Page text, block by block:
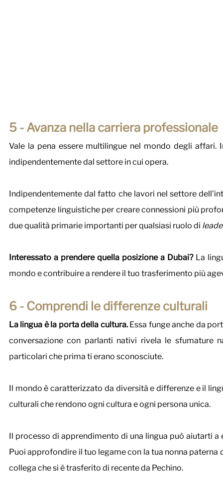
5 - Avanza nella carriera professionale
Vale la pena essere multilingue nel mondo degli
indipendentemente dal settore in cui opera.
Indipendentemente dal fatto che lavori nel settore
competenze linguistiche per creare connessioni più
due qualità primarie importanti per qualsiasi ruolo di
Interessato a prendere quella posizione a Dubai? La
mondo e contribuire a rendere il tuo trasferimento più
6 - Comprendi le differenze culturali
La lingua è la porta della cultura. Essa funge anche da
conversazione con parlanti nativi rivela le sfumature
particolari che prima ti erano sconosciute.
Il mondo è caratterizzato da diversità e differenze e il
culturali che rendono ogni cultura e ogni persona unica.
Il processo di apprendimento di una lingua può aiutarti
Puoi approfondire il tuo legame con la tua nonna
collega che si è trasferito di recente da Pechino.